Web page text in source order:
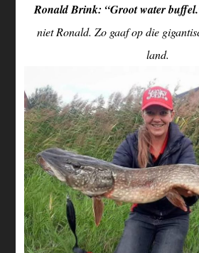
Ronald Brink: “Groot water
niet Ronald. Zo gaaf op die
land.